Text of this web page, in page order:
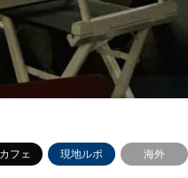
フェ 現地ルポ 海外